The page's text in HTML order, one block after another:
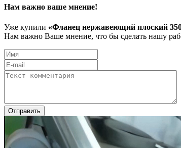
Нам важно ваше мнение!
Уже купили «Фланец нержавеющий плоский
Нам важно Ваше мнение, что бы сделать нашу